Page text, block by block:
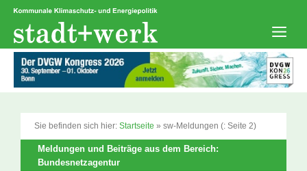
Zum
springen
Sie befinden sich hier: Startseite » sw-Meldungen (: Seite 2)
Meldungen und Beiträge aus dem Bereich:
Bundesnetzagentur